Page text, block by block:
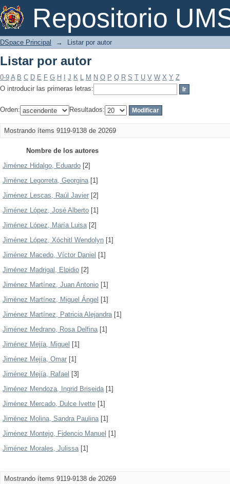
Repositorio
Listar por autor
DSpace Principal → Listar por autor
Listar por autor
0-9 A B C D E F G H J K L M N O P Q R S T U V W X Y Z
O introducir las primeras letras:
Orden: Resultados:
Mostrando ítems 9119-9138 de 20269
Nombre de los autores
Jiménez Hidalgo, Eduardo [2]
Jiménez Legorreta, Georgina[1]
Jiménez Lescas, Raúl Javier [2]
Jiménez López, José Alberto [1]
Jiménez López, María Luisa[2]
Jiménez López, Xóchitl Wendolyn [1]
Jiménez Macedo, Víctor Daniel [1]
Jiménez Madrigal, Elpidio [2]
Jiménez Martínez, Juan Antonio [1]
Jiménez Martínez, Miguel Ángel [1]
Jiménez Martínez, Patricia Alejandra[1]
Jiménez Medrano, Rosa Delfina[1]
Jiménez Mejía, Miguel [1]
Jiménez Mejía, Omar [1]
Jiménez Mejía, Rafael [3]
Jiménez Mendoza, Ingrid Briseida[1]
Jiménez Mercado, Dulce Ivette [1]
Jiménez Molina, Sandra Paulina[1]
Jiménez Montejo, Fidencio Manuel [1]
Jiménez Morales, Julissa[1]
Mostrando ítems 9119-9138 de 20269